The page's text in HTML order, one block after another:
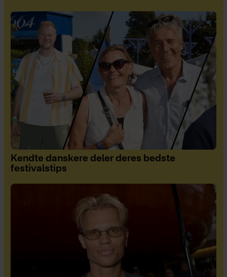
Kendte danskere deler deres bedste
festivalstips